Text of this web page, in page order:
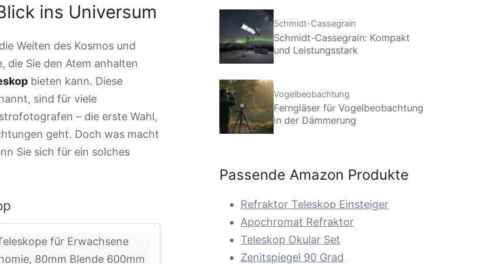
ins Universum
Weiten des Kosmos und
die Sie den Atem anhalten
bieten kann. Diese
sind für viele
– die erste Wahl,
geht. Doch was macht
Sie sich für ein solches
Schmidt-Cassegrain
Schmidt-Cassegrain: Kompakt
und Leistungsstark
Vogelbeobachtung
Ferngläser für Vogelbeobachtung
in der Dämmerung
Passende Amazon Produkte
Refraktor Teleskop Einsteiger
Apochromat Refraktor
Teleskop Okular Set
Zenitspiegel 90 Grad